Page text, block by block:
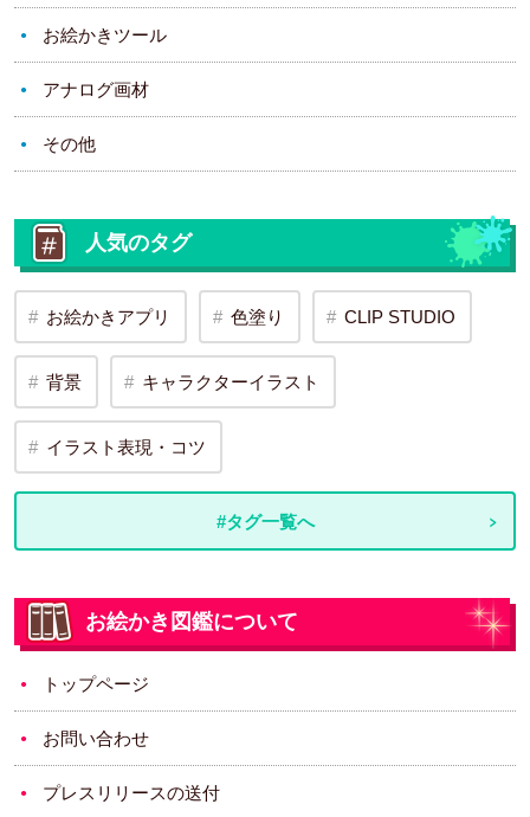
お絵かきツール
アナログ画材
その他
人気のタグ
お絵かきアプリ 色塗り CLIP STUDIO
背景 キャラクターイラスト
イラスト表現・コツ
#タグ一覧へ
お絵かき図鑑について
トップページ
お問い合わせ
プレスリリースの送付